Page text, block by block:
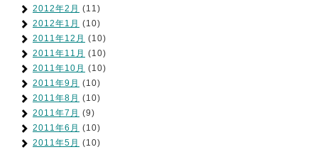
2012年2月 (11)
2012年1月 (10)
2011年12月 (10)
2011年11月 (10)
2011年10月 (10)
2011年9月 (10)
2011年8月 (10)
2011年7月 (9)
2011年6月 (10)
2011年5月 (10)